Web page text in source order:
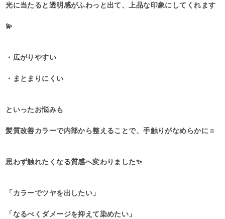
光に当たると透明感がふわっと出て、上品な印象にしてくれます
💫
・広がりやすい
・まとまりにくい
といったお悩みも
髪質改善カラーで内部から整えることで、手触りがなめらかに☺️
思わず触れたくなる質感へ変わりました✨
「カラーでツヤを出したい」
「なるべくダメージを抑えて染めたい」